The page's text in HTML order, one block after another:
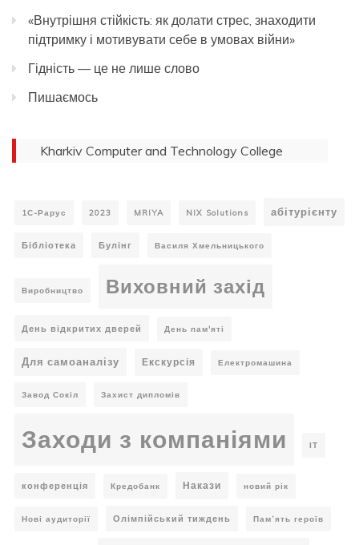
«Внутрішня стійкість: як долати стрес, знаходити
підтримку і мотивувати себе в умовах війни»
Гідність — це не лише слово
Пишаємось
Kharkiv Computer and Technology College
1С-Рарус 2023 MRIYA NIX Solutions абітурієнту
Бібліотека Булінг Василя Хмельницького
Виробництво Виховний захід
День відкритих дверей День пам'яті
Для самоаналізу Екскурсія Електромашина
Завод Сокіл Захист дипломів
Заходи з компаніями ІТ
конференція Кредобанк Накази новий рік
Нові аудиторії Олімпійський тиждень Пам’ять героїв